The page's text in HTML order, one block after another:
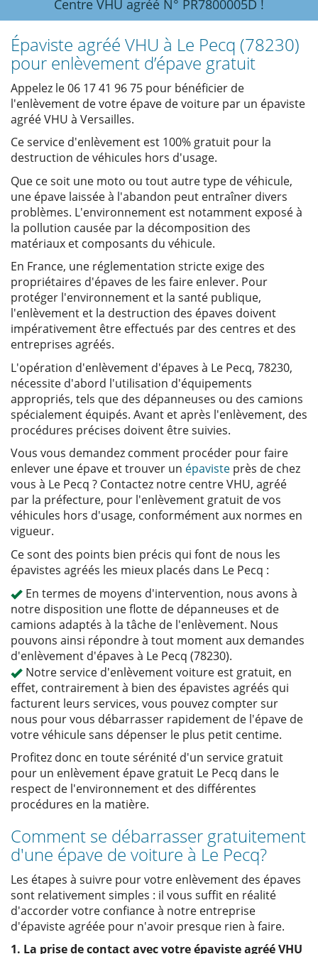
Centre VHU agréé N° PR7800005D !
Épaviste agréé VHU à Le Pecq (78230)
pour enlèvement d’épave gratuit
Appelez le 06 17 41 96 75 pour bénéficier de
l'enlèvement de votre épave de voiture par un épaviste
agréé VHU à Versailles.
Ce service d'enlèvement est 100% gratuit pour la
destruction de véhicules hors d'usage.
Que ce soit une moto ou tout autre type de véhicule,
une épave laissée à l'abandon peut entraîner divers
problèmes. L'environnement est notamment exposé à
la pollution causée par la décomposition des
matériaux et composants du véhicule.
En France, une réglementation stricte exige des
propriétaires d'épaves de les faire enlever. Pour
protéger l'environnement et la santé publique,
l'enlèvement et la destruction des épaves doivent
impérativement être effectués par des centres et des
entreprises agréés.
L'opération d'enlèvement d'épaves à Le Pecq, 78230,
nécessite d'abord l'utilisation d'équipements
appropriés, tels que des dépanneuses ou des camions
spécialement équipés. Avant et après l'enlèvement, des
procédures précises doivent être suivies.
Vous vous demandez comment procéder pour faire
enlever une épave et trouver un épaviste près de chez
vous à Le Pecq ? Contactez notre centre VHU, agréé
par la préfecture, pour l'enlèvement gratuit de vos
véhicules hors d'usage, conformément aux normes en
vigueur.
Ce sont des points bien précis qui font de nous les
épavistes agréés les mieux placés dans Le Pecq :
En termes de moyens d'intervention, nous avons à
notre disposition une flotte de dépanneuses et de
camions adaptés à la tâche de l'enlèvement. Nous
pouvons ainsi répondre à tout moment aux demandes
d'enlèvement d'épaves à Le Pecq (78230).
Notre service d'enlèvement voiture est gratuit, en
effet, contrairement à bien des épavistes agréés qui
facturent leurs services, vous pouvez compter sur
nous pour vous débarrasser rapidement de l'épave de
votre véhicule sans dépenser le plus petit centime.
Profitez donc en toute sérénité d'un service gratuit
pour un enlèvement épave gratuit Le Pecq dans le
respect de l'environnement et des différentes
procédures en la matière.
Comment se débarrasser gratuitement
d'une épave de voiture à Le Pecq?
Les étapes à suivre pour votre enlèvement des épaves
sont relativement simples : il vous suffit en réalité
d'accorder votre confiance à notre entreprise
d'épaviste agréée pour n'avoir presque rien à faire.
1. La prise de contact avec votre épaviste agréé VHU